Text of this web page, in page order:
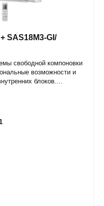
SAS18M3-GI/
свободной компоновки
возможности и
блоков....